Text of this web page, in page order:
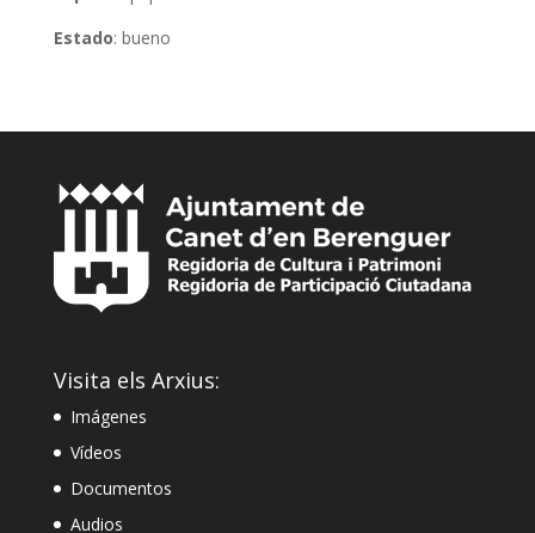
Estado: bueno
Visita els Arxius:
Imágenes
Vídeos
Documentos
Audios